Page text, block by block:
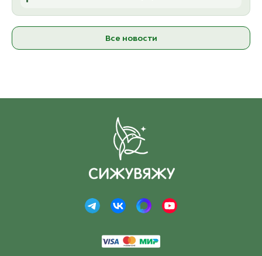
Все новости